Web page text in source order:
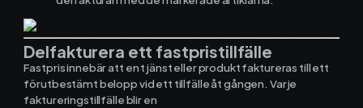
Fakturering
Delfakturera ett fastpristillfälle
Fastpris innebär att en tjänst eller produkt faktureras till ett
förutbestämt belopp vid ett tillfälle åt gången. Varje
faktureringstillfälle blir en